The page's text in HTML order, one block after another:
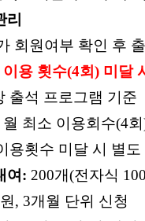
리
회원여부 확인 후
용 횟수(4회) 미달
출석 프로그램 기준
최소 이용회수(4회
용횟수 미달 시 별
여 : 200개(전자식 100
원 , 3개월 단위 신청